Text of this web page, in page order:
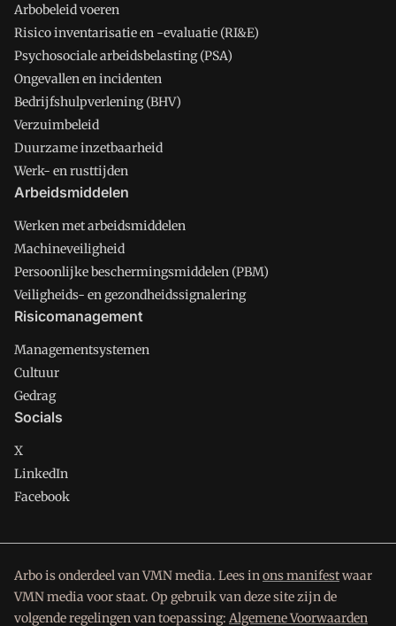
Arbobeleid voeren
Risico inventarisatie en -evaluatie (RI&E)
Psychosociale arbeidsbelasting (PSA)
Ongevallen en incidenten
Bedrijfshulpverlening (BHV)
Verzuimbeleid
Duurzame inzetbaarheid
Werk- en rusttijden
Arbeidsmiddelen
Werken met arbeidsmiddelen
Machineveiligheid
Persoonlijke beschermingsmiddelen (PBM)
Veiligheids- en gezondheidssignalering
Risicomanagement
Managementsystemen
Cultuur
Gedrag
Socials
X
LinkedIn
Facebook
Arbo is onderdeel van VMN media. Lees inons manifestwaar
VMN media voor staat. Op gebruik van deze site zijn de
volgende regelingen van toepassing: Algemene Voorwaarden